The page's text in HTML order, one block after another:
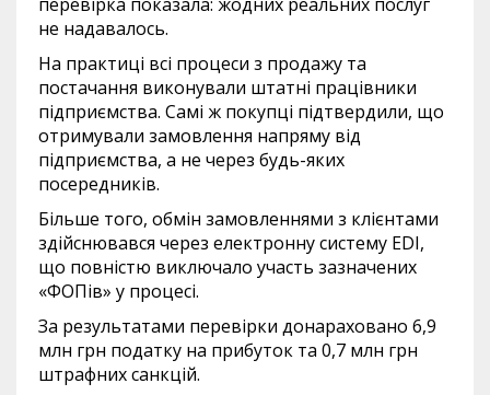
не надавалось.
На практиці всі процеси з продажу та
постачання виконували штатні працівники
підприємства. Самі ж покупці підтвердили, що
отримували замовлення напряму від
підприємства, а не через будь-яких
посередників.
Більше того, обмін замовленнями з клієнтами
здійснювався через електронну систему EDI,
що повністю виключало участь зазначених
«ФОПів» у процесі.
За результатами перевірки донараховано 6,9
млн грн податку на прибуток та 0,7 млн грн
штрафних санкцій.